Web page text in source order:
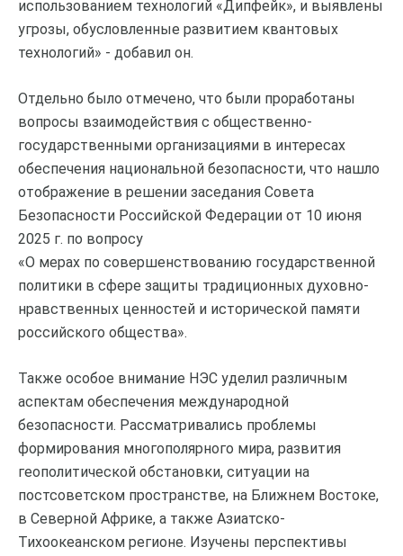
использованием технологий «Дипфейк», и выявлены
угрозы, обусловленные развитием квантовых
технологий» - добавил он.
Отдельно было отмечено, что были проработаны
вопросы взаимодействия с общественно-
государственными организациями в интересах
обеспечения национальной безопасности, что нашло
отображение в решении заседания Совета
Безопасности Российской Федерации от 10 июня
2025 г. по вопросу
«О мерах по совершенствованию государственной
политики в сфере защиты традиционных духовно-
нравственных ценностей и исторической памяти
российского общества».
Также особое внимание НЭС уделил различным
аспектам обеспечения международной
безопасности. Рассматривались проблемы
формирования многополярного мира, развития
геополитической обстановки, ситуации на
постсоветском пространстве, на Ближнем Востоке,
в Северной Африке, а также Азиатско-
Тихоокеанском регионе. Изучены перспективы